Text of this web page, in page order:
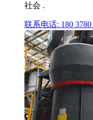
社会 .
联系电话: 180 3780